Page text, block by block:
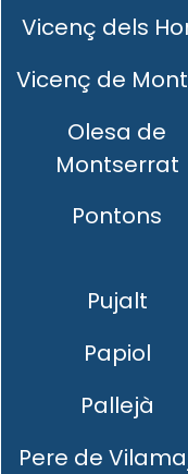
Vicenç dels
Vicenç de
Olesa de
Montserrat
Pontons
Pujalt
Papiol
Pallejà
Pere de